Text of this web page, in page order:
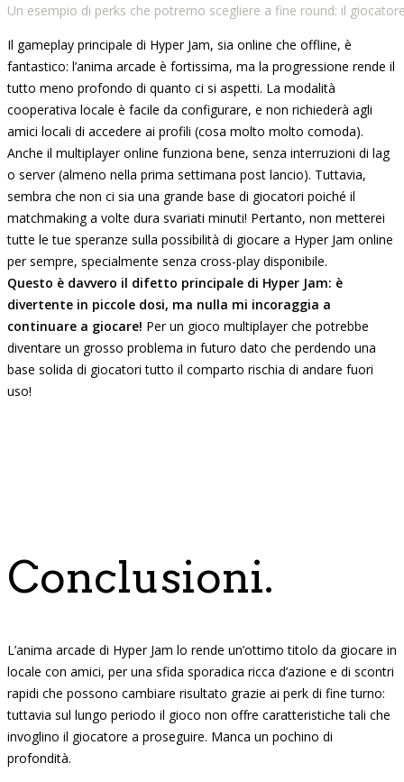
Un esempio di perks che potremo scegliere a fine round: il
Il gameplay principale di Hyper Jam, sia online che offline, è
fantastico: l’anima arcade è fortissima, ma la progressione rende il
tutto meno profondo di quanto ci si aspetti. La modalità
cooperativa locale è facile da configurare, e non richiederà agli
amici locali di accedere ai profili (cosa molto molto comoda).
Anche il multiplayer online funziona bene, senza interruzioni di lag
o server (almeno nella prima settimana post lancio). Tuttavia,
sembra che non ci sia una grande base di giocatori poiché il
matchmaking a volte dura svariati minuti! Pertanto, non metterei
tutte le tue speranze sulla possibilità di giocare a Hyper Jam online
per sempre, specialmente senza cross-play disponibile.
Questo è davvero il difetto principale di Hyper Jam: è
divertente in piccole dosi, ma nulla mi incoraggia a
continuare a giocare! Per un gioco multiplayer che potrebbe
diventare un grosso problema in futuro dato che perdendo una
base solida di giocatori tutto il comparto rischia di andare fuori
uso!
Conclusioni.
L’anima arcade di Hyper Jam lo rende un’ottimo titolo da giocare in
locale con amici, per una sfida sporadica ricca d’azione e di scontri
rapidi che possono cambiare risultato grazie ai perk di fine turno:
tuttavia sul lungo periodo il gioco non offre caratteristiche tali che
invoglino il giocatore a proseguire. Manca un pochino di
profondità.